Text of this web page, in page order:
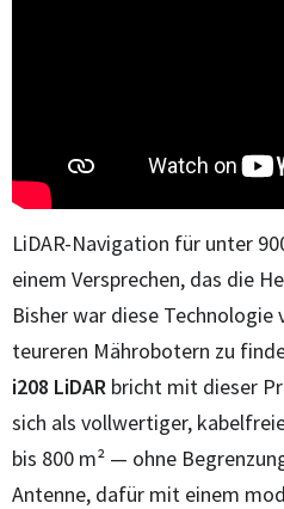
LiDAR-Navigation für unter
einem Versprechen, das die
Bisher war diese Technologie
teureren Mährobotern zu
i208 LiDAR bricht mit dieser
sich als vollwertiger,
bis 800 m² — ohne
Antenne, dafür mit einem